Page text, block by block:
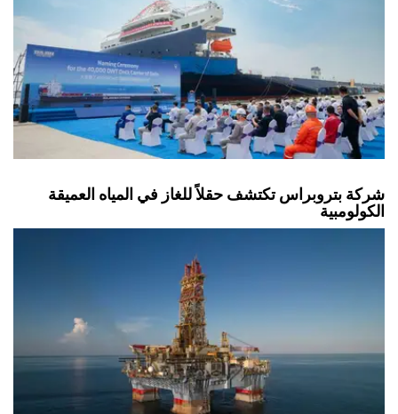
شركة بتروبراس تكتشف حقلاً للغاز في المياه العميقة
الكولومبية